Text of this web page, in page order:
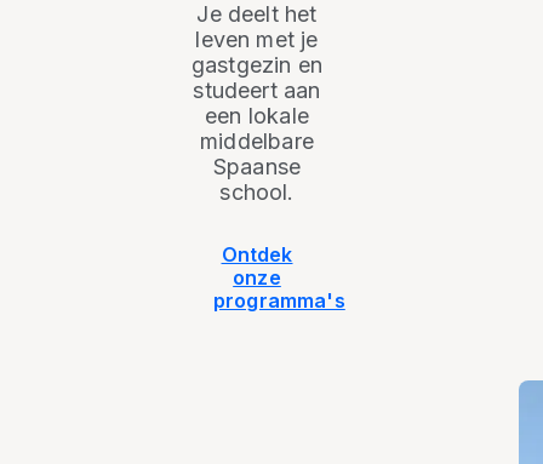
Je deelt het
leven met je
gastgezin en
studeert aan
een lokale
middelbare
Spaanse
school.
Ontdek
onze
programma's